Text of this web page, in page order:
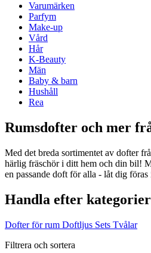
Varumärken
Parfym
Make-up
Vård
Hår
K-Beauty
Män
Baby & barn
Hushåll
Rea
Rumsdofter och mer
Med det breda sortimentet av dofter
härlig fräschör i ditt hem och din bil!
en passande doft för alla - låt dig
Handla efter kategorier
Dofter för rum Doftljus Sets Tvålar
Filtrera och sortera